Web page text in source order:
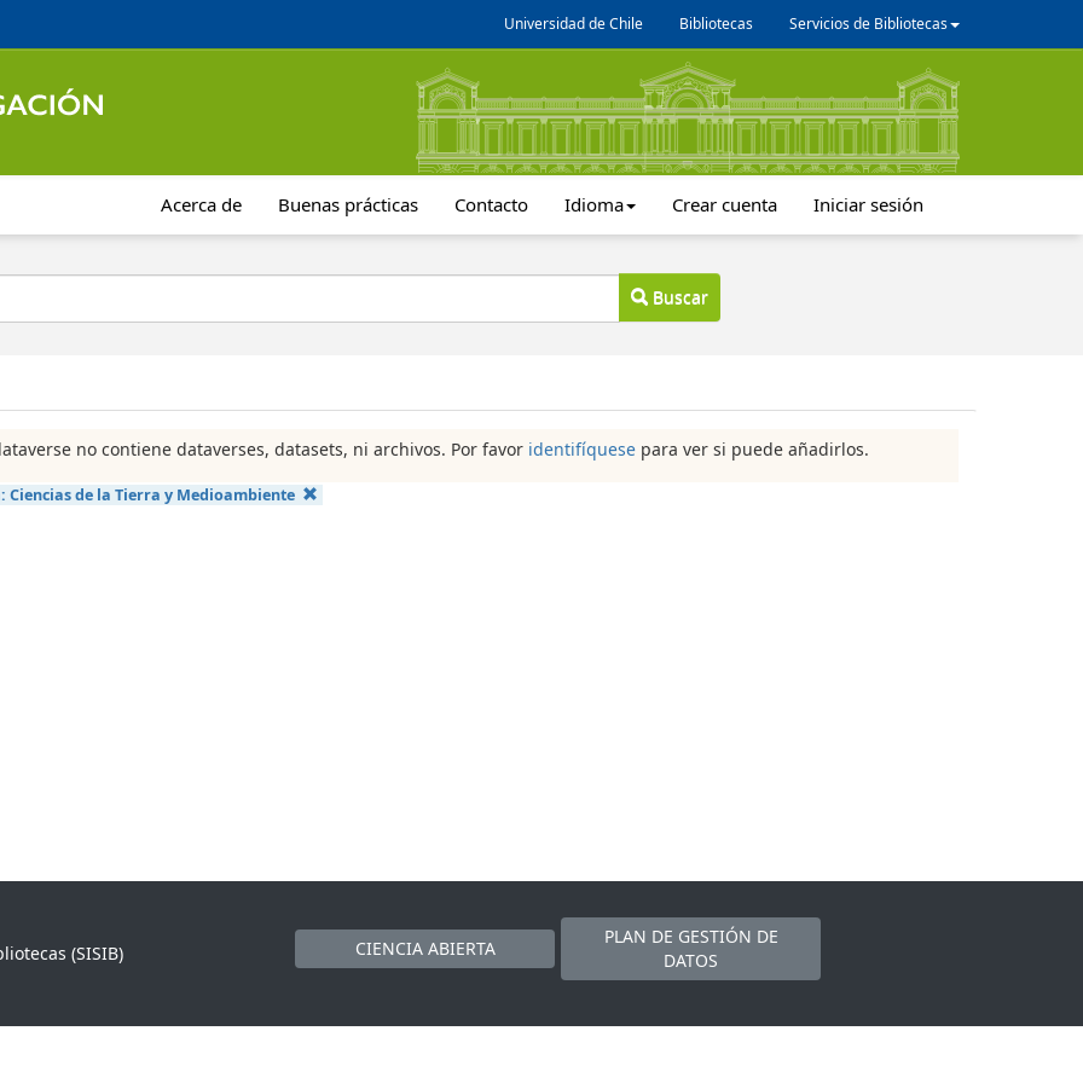
Universidad de Chile Bibliotecas Servicios de Bibliotecas
Acerca de Buenas prácticas Contacto Idioma Crear cuenta Iniciar sesión
Buscar
no contiene dataverses, datasets, ni archivos. Por favor identifíquese para ver si puede añadirlos.
Ciencias de la Tierra y Medioambiente
(SISIB)
CIENCIA ABIERTA
PLAN DE GESTIÓN DE
DATOS